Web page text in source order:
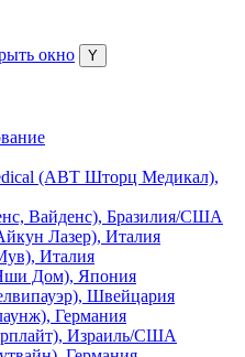
окно
(АВТ Шторц Медикал),
Вайденс), Бразилия/США
Лазер), Италия
Италия
Дом), Япония
Швейцария
Германия
Израиль/США